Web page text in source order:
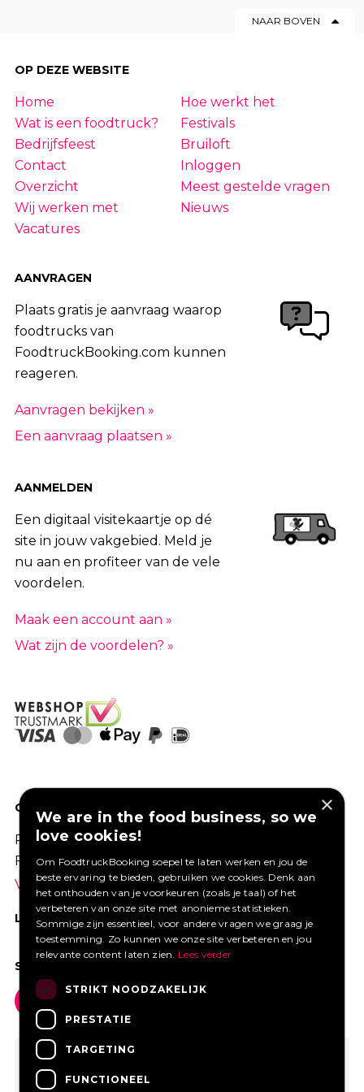
NAAR BOVEN
OP DEZE WEBSITE
Home
Hoe werkt het
Wat is een foodtruck?
Festivals
Bedrijfsfeest
Bruiloft
Contact
Inloggen
Overzicht
Meest gestelde vragen
Wij werken met
Nieuws
Vacatures
AANVRAGEN
Plaats gratis je aanvraag waarop
foodtrucks van
FoodtruckBooking.com kunnen
reageren.
Aanvragen bekijken »
Een aanvraag plaatsen »
AANMELDEN
Een digitaal visitekaartje op dé
site in jouw vakgebied. Meld je
nu aan en profiteer van de vele
voordelen.
Maak een account aan »
Wat zijn de voordelen? »
GOED VERZEKERD ONDERNEMEN?
Profiteer van een aantrekkelijke premie via
Foodtruckbooking.
Vraag een offerte aan.
LIKE ONS OP FACEBOOK
SOCIAL MEDIA
×
We are in the food business, so we
love cookies!
Om FoodtruckBooking soepel te laten werken en jou de
beste ervaring te bieden, gebruiken we cookies. Denk aan
het onthouden van je voorkeuren (zoals je taal) of het
verbeteren van onze site met anonieme statistieken.
Sommige zijn essentieel, voor andere vragen we graag je
toestemming. Zo kunnen we onze site verbeteren en jou
relevante content laten zien. Lees verder
STRIKT NOODZAKELIJK
PRESTATIE
TARGETING
FUNCTIONEEL